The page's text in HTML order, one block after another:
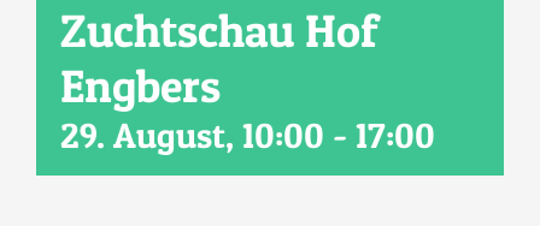
Verkaufspferde
Zuchtschau Hof
Engbers
29. August, 10:00 - 17:00